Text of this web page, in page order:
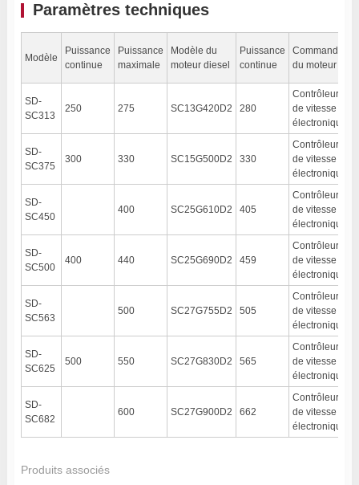
Paramètres techniques
Modèle
Puissance
continue
Puissance
maximale
Modèle du
moteur diesel
Puissance
continue
Commande
du moteur
SD-
SC313
250 275 SC13G420D2 280
Contrôleur
de vitesse
électronique
SD-
SC375
300 330 SC15G500D2 330
Contrôleur
de vitesse
électronique
SD-
SC450
400 SC25G610D2 405
Contrôleur
de vitesse
électronique
SD-
SC500
400 440 SC25G690D2 459
Contrôleur
de vitesse
électronique
SD-
SC563
500 SC27G755D2 505
Contrôleur
de vitesse
électronique
SD-
SC625
500 550 SC27G830D2 565
Contrôleur
de vitesse
électronique
SD-
SC682
600 SC27G900D2 662
Contrôleur
de vitesse
électronique
Produits associés